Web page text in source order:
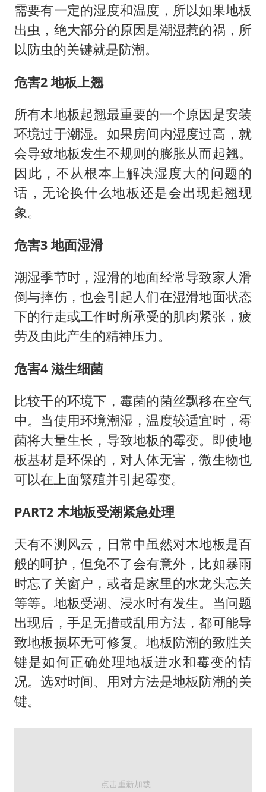
需要有一定的湿度和温度，所以如果地板
出虫，绝大部分的原因是潮湿惹的祸，所
以防虫的关键就是防潮。
危害2 地板上翘
所有木地板起翘最重要的一个原因是安装
环境过于潮湿。如果房间内湿度过高，就
会导致地板发生不规则的膨胀从而起翘。
因此，不从根本上解决湿度大的问题的
话，无论换什么地板还是会出现起翘现
象。
危害3 地面湿滑
潮湿季节时，湿滑的地面经常导致家人滑
倒与摔伤，也会引起人们在湿滑地面状态
下的行走或工作时所承受的肌肉紧张，疲
劳及由此产生的精神压力。
危害4 滋生细菌
比较干的环境下，霉菌的菌丝飘移在空气
中。当使用环境潮湿，温度较适宜时，霉
菌将大量生长，导致地板的霉变。即使地
板基材是环保的，对人体无害，微生物也
可以在上面繁殖并引起霉变。
PART2 木地板受潮紧急处理
天有不测风云，日常中虽然对木地板是百
般的呵护，但免不了会有意外，比如暴雨
时忘了关窗户，或者是家里的水龙头忘关
等等。地板受潮、浸水时有发生。当问题
出现后，手足无措或乱用方法，都可能导
致地板损坏无可修复。地板防潮的致胜关
键是如何正确处理地板进水和霉变的情
况。选对时间、用对方法是地板防潮的关
键。